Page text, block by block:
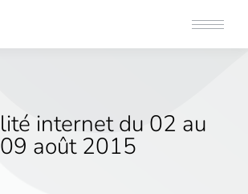
internet du 02 au
09 août 2015